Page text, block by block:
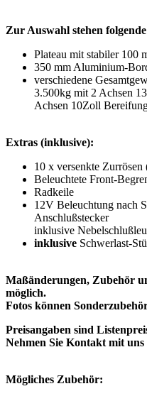
Zur Auswahl stehen
Plateau mit stabiler 100
350 mm Aluminium-
verschiedene
3.500kg mit 2 Achsen
Achsen 10Zoll
Extras (inklusive):
10 x versenkte
Beleuchtete Front-
Radkeile
12V Beleuchtung nach
Anschlußstecker
inklusive
inklusive Schwerlast-
Maßänderungen, Zubehör
möglich.
Fotos können
Preisangaben sind
Nehmen Sie Kontakt mit
Mögliches Zubehör: